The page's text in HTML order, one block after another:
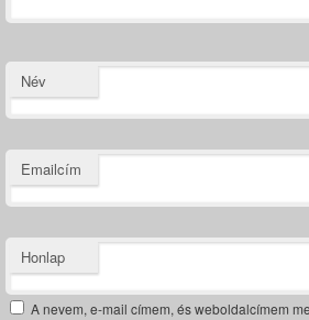
Név
Emailcím
Honlap
A nevem, e-mail címem, és weboldalcímem